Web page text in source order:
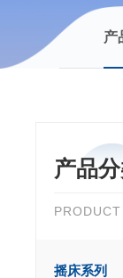
产
产品
摇床系列